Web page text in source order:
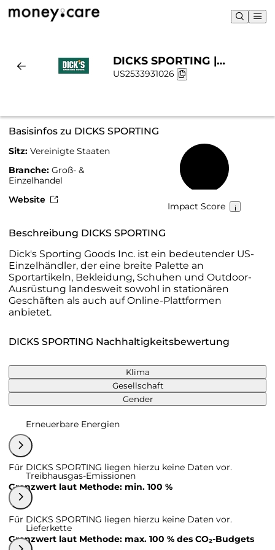
DICKS SPORTING |
Nachhaltigkeit & Chart
US2533931026
Basisinfos zu DICKS SPORTING
Sitz: Vereinigte Staaten
Branche: Groß- &
Einzelhandel
Website
Impact Score
Beschreibung DICKS SPORTING
Dick's Sporting Goods Inc. ist ein bedeutender US-
Einzelhändler, der eine breite Palette an
Sportartikeln, Bekleidung, Schuhen und Outdoor-
Ausrüstung landesweit sowohl in stationären
Geschäften als auch auf Online-Plattformen
anbietet.
DICKS SPORTING Nachhaltigkeitsbewertung
Klima
Gesellschaft
Gender
Erneuerbare Energien
Für DICKS SPORTING liegen hierzu keine Daten vor.
Grenzwert laut Methode: min. 100 %
Treibhausgas-Emissionen
Für DICKS SPORTING liegen hierzu keine Daten vor.
Grenzwert laut Methode: max. 100 % des CO₂-Budgets
Lieferkette